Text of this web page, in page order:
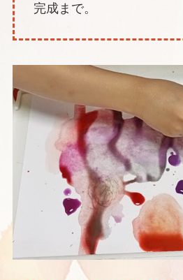
完成まで。